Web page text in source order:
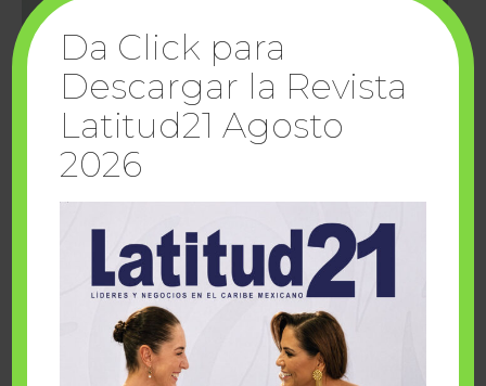
Cuando la solidaridad inspira; cumplen
sueños Fairmont Mayakoba y Make-A-Wish
Da Click para
Descargar la Revista
Latitud21 Agosto
2026